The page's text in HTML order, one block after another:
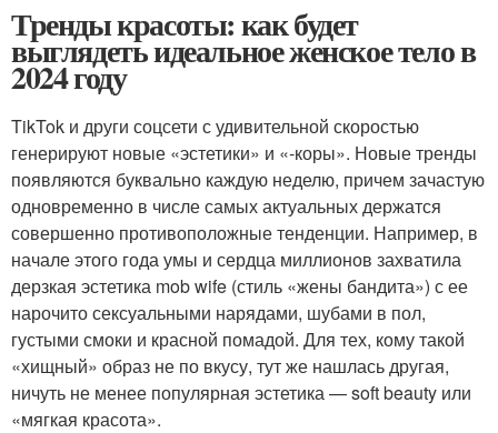
Тренды красоты: как будет
выглядеть идеальное женское тело в
2024 году
TikTok и други соцсети с удивительной скоростью
генерируют новые «эстетики» и «-коры». Новые тренды
появляются буквально каждую неделю, причем зачастую
одновременно в числе самых актуальных держатся
совершенно противоположные тенденции. Например, в
начале этого года умы и сердца миллионов захватила
дерзкая эстетика mob wife (стиль «жены бандита») с ее
нарочито сексуальными нарядами, шубами в пол,
густыми смоки и красной помадой. Для тех, кому такой
«хищный» образ не по вкусу, тут же нашлась другая,
ничуть не менее популярная эстетика — soft beauty или
«мягкая красота».